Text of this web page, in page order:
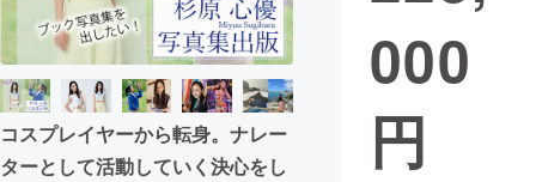
映像・映画
ビジネス・起業
まちづくり・地域活性化
コスプレイヤーから転身。ナレー
ターとして活動していく決心をし
000
円